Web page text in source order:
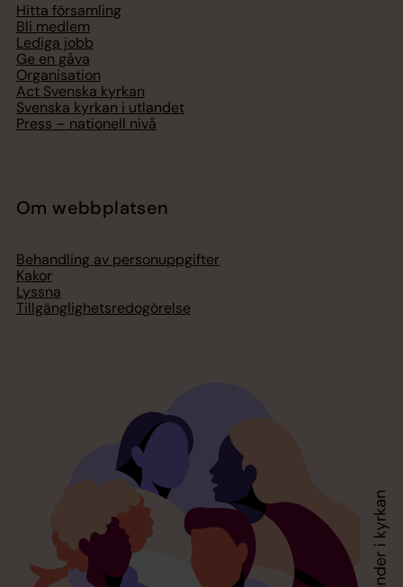
Hitta församling
Bli medlem
Lediga jobb
Ge en gåva
Organisation
Act Svenska kyrkan
Svenska kyrkan i utlandet
Press – nationell nivå
Om webbplatsen
Behandling av personuppgifter
Kakor
Lyssna
Tillgänglighetsredogörelse